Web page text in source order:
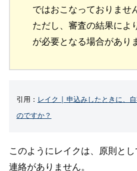
ではおこなっておりませ
ただし、審査の結果によ
が必要となる場合があり
引用： レイク | 申込みしたときに、
のですか？
このようにレイクは、原則と
連絡がありません。